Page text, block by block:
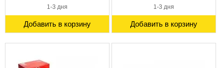
1-3 дня
Добавить в корзину
1-3 дня
Добавить в корзину